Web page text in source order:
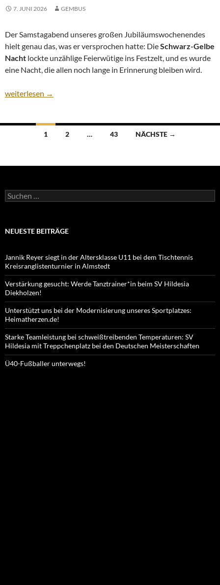
7. JUNI 2026 GEMBUS
Der Samstagabend unseres großen Jubiläumswochenendes
hielt genau das, was er versprochen hatte: DieSchwarz-Gelbe
Nacht lockte unzählige Feierwütige ins Festzelt, und es wurde
eine Nacht, die allen noch lange in Erinnerung bleiben wird.
Was für eine Party: Das Zelt bebte bei der Schwarz-Gelben
weiterlesen →
Beitragsnavigation
1 2 … 43 NÄCHSTE →
Suchen
nach:
NEUESTE BEITRÄGE
Jannik Reyer siegt in der Altersklasse U11 bei dem Tischtennis
Kreisranglistenturnier in Almstedt
Verstärkung gesucht: Werde Tanztrainer*in beim SV Hildesia
Diekholzen!
Unterstützt uns bei der Modernisierung unseres Sportplatzes:
Heimatherzen.de!
Starke Teamleistung bei schweißtreibenden Temperaturen: SV
Hildesia mit Treppchenplatz bei den Deutschen Meisterschaften
Ü40-Fußballer unterwegs!